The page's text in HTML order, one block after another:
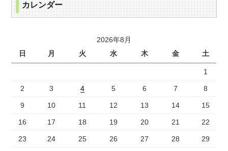
カレンダー
2026年8月
日
月 火 水 木 金 土
1
2 3 4 5 6 7 8
9 10 11 12 13 14 15
16 17 18 19 20 21 22
23 24 25 26 27 28 29